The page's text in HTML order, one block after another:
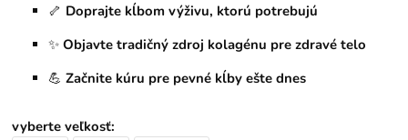
🦴 Doprajte kĺbom výživu, ktorú potrebujú
✨Objavte tradičný zdroj kolagénu pre zdravé telo
💪Začnite kúru pre pevné kĺby ešte dnes
vyberte veľkosť: